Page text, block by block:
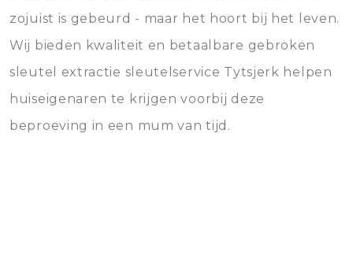
zojuist is gebeurd - maar het hoort bij het leven.
Wij bieden kwaliteit en betaalbare gebroken
sleutel extractie sleutelservice Tytsjerk helpen
huiseigenaren te krijgen voorbij deze
beproeving in een mum van tijd.